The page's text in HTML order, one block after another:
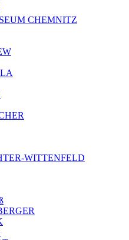
CHEMNITZ
WITTENFELD